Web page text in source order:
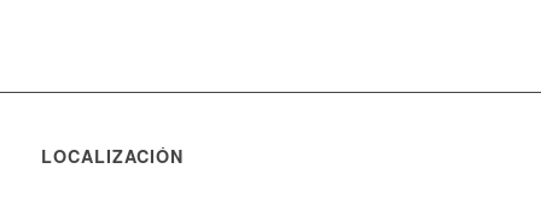
LOCALIZACIÓN